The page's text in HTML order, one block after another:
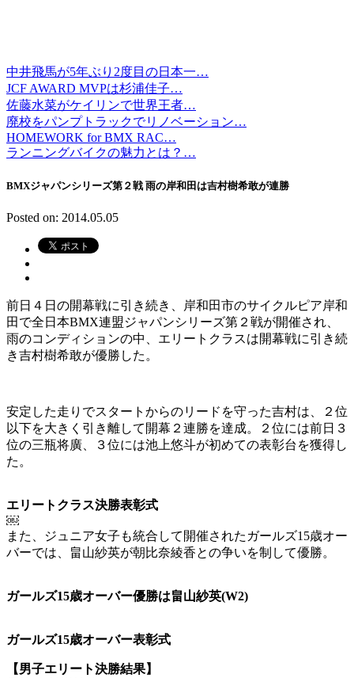
中井飛馬が5年ぶり2度目の日本一…
JCF AWARD MVPは杉浦佳子…
佐藤水菜がケイリンで世界王者…
廃校をパンプトラックでリノベーション…
HOMEWORK for BMX RAC…
ランニングバイクの魅力とは？…
BMXジャパンシリーズ第２戦 雨の岸和田は吉村樹希敢が連勝
Posted on: 2014.05.05
前日４日の開幕戦に引き続き、岸和田市のサイクルピア岸和
田で全日本BMX連盟ジャパンシリーズ第２戦が開催され、
雨のコンディションの中、エリートクラスは開幕戦に引き続
き吉村樹希敢が優勝した。
安定した走りでスタートからのリードを守った吉村は、２位
以下を大きく引き離して開幕２連勝を達成。２位には前日３
位の三瓶将廣、３位には池上悠斗が初めての表彰台を獲得し
た。
エリートクラス決勝表彰式
￼
また、ジュニア女子も統合して開催されたガールズ15歳オー
バーでは、畠山紗英が朝比奈綾香との争いを制して優勝。
ガールズ15歳オーバー優勝は畠山紗英(W2)
ガールズ15歳オーバー表彰式
【男子エリート決勝結果】